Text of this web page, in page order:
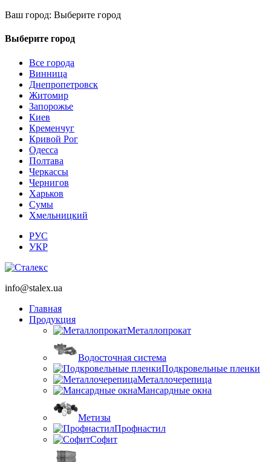
Ваш город: Выберите город
Выберите город
Все города
Винница
Днепропетровск
Житомир
Запорожье
Киев
Кременчуг
Кривой Рог
Одесса
Полтава
Черкассы
Чернигов
Харьков
Сумы
Хмельницкий
РУС
УКР
info@stalex.ua
Главная
Продукция
Металлопрокат
Водосточная система
Подкровельные пленки
Металлочерепица
Мансардные окна
Метизы
Профнастил
Софит